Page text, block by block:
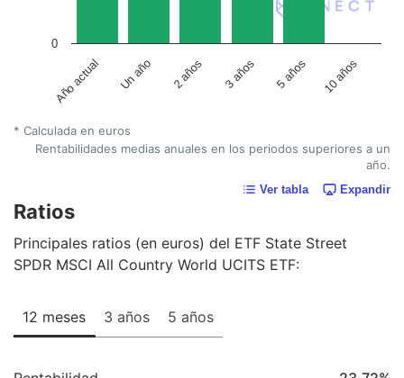
Año actual Un año 2 años 3 años 5 años 10 años
0
* Calculada en euros
Rentabilidades medias anuales en los periodos superiores a un
año.
Ver tabla Expandir
Ratios
Principales ratios (en euros) del ETF State Street
SPDR MSCI All Country World UCITS ETF:
12 meses 3 años 5 años